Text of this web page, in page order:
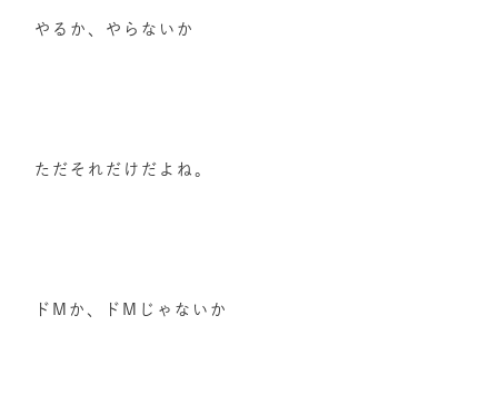
やるか、やらないか
ただそれだけだよね。
ドMか、ドMじゃないか